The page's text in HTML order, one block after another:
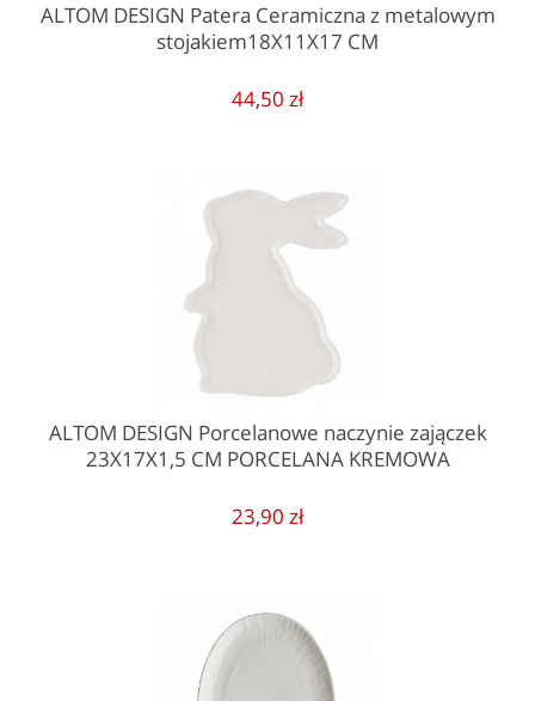
ALTOM DESIGN Patera Ceramiczna z metalowym
stojakiem18X11X17 CM
44,50 zł
ALTOM DESIGN Porcelanowe naczynie zajączek
23X17X1,5 CM PORCELANA KREMOWA
23,90 zł